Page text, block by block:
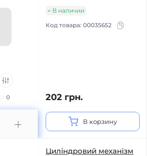
0
В наличии
Код товара: 00035652
202 грн.
В корзину
Циліндровий механізм